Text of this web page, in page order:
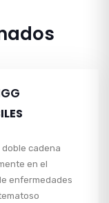
cadena
en el
enfermedades